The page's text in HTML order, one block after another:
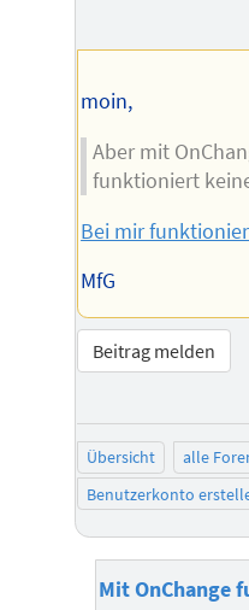
Autors
moin,
Aber mit
funktioniert
Bei mir
MfG
Beitrag melden
Übersicht alle
Benutzerkonto
Mit OnChange